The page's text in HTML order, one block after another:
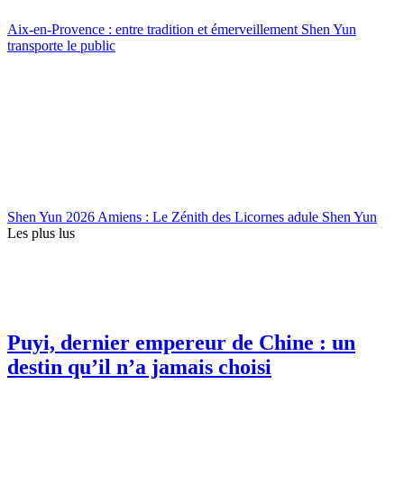
Aix-en-Provence : entre tradition et émerveillement Shen Yun
transporte le public
Shen Yun 2026 Amiens : Le Zénith des Licornes adule Shen Yun
Les plus lus
Puyi, dernier empereur de Chine : un
destin qu’il n’a jamais choisi